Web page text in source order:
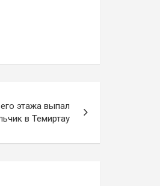
этажа выпал
в Темиртау